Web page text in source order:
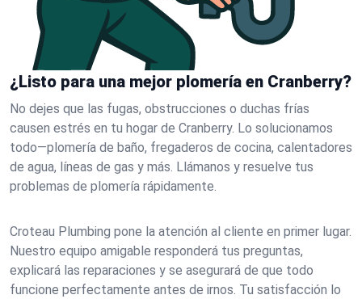
¿Listo para una mejor plomería en Cranberry?
No dejes que las fugas, obstrucciones o duchas frías
causen estrés en tu hogar de Cranberry. Lo solucionamos
todo—plomería de baño, fregaderos de cocina, calentadores
de agua, líneas de gas y más. Llámanos y resuelve tus
problemas de plomería rápidamente.
Croteau Plumbing pone la atención al cliente en primer lugar.
Nuestro equipo amigable responderá tus preguntas,
explicará las reparaciones y se asegurará de que todo
funcione perfectamente antes de irnos. Tu satisfacción lo